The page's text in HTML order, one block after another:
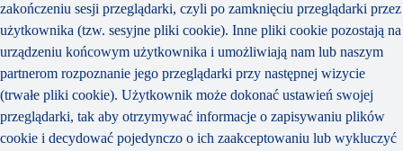
zakończeniu sesji przeglądarki, czyli po zamknięciu przeglądarki przez
użytkownika (tzw. sesyjne pliki cookie). Inne pliki cookie pozostają na
urządzeniu końcowym użytkownika i umożliwiają nam lub naszym
partnerom rozpoznanie jego przeglądarki przy następnej wizycie
(trwałe pliki cookie). Użytkownik może dokonać ustawień swojej
przeglądarki, tak aby otrzymywać informacje o zapisywaniu plików
cookie i decydować pojedynczo o ich zaakceptowaniu lub wykluczyć